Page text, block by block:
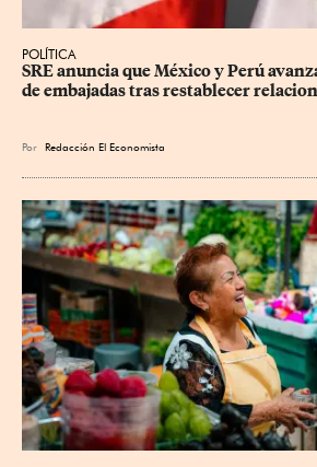
POLÍTICA
SRE anuncia que México y Perú
de embajadas tras restablecer
Por Redacción El Economista